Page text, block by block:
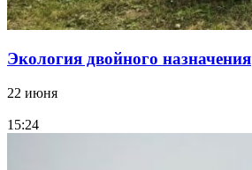
Экология двойного назначения
22 июня
15:24